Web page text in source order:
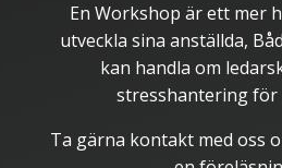
En Workshop är ett mer
utveckla sina anställda,
kan handla om
stresshantering för
Ta gärna kontakt med oss